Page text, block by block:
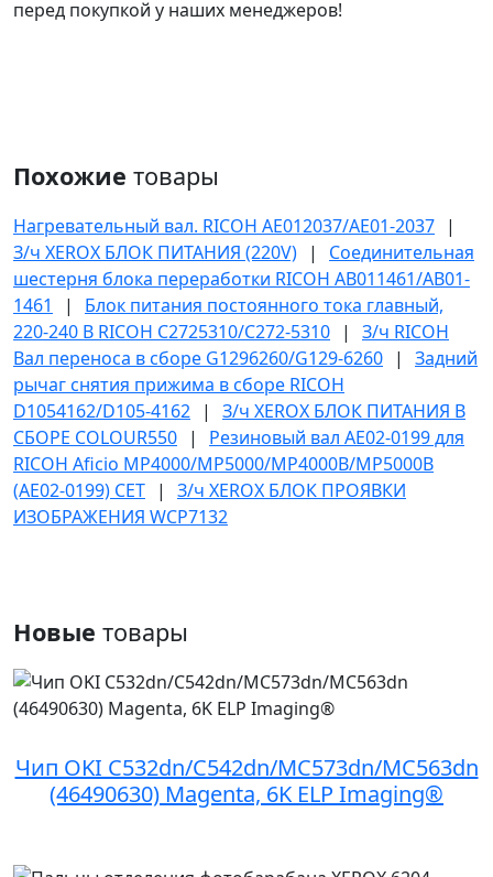
перед покупкой у наших менеджеров!
Похожие товары
Нагревательный вал. RICOH AE012037/AE01-2037 |
З/ч XEROX БЛОК ПИТАНИЯ (220V) |
Соединительная
шестерня блока переработки RICOH AB011461/AB01-
1461
|
Блок питания постоянного тока главный,
220-240 В RICOH C2725310/C272-5310 |
З/ч RICOH
Вал переноса в сборе G1296260/G129-6260 |
Задний
рычаг снятия прижима в сборе RICOH
D1054162/D105-4162 |
З/ч XEROX БЛОК ПИТАНИЯ В
СБОРЕ COLOUR550 |
Резиновый вал AE02-0199 для
RICOH Aficio MP4000/MP5000/MP4000B/MP5000B
(AE02-0199) CET |
З/ч XEROX БЛОК ПРОЯВКИ
ИЗОБРАЖЕНИЯ WCP7132
Новые товары
Чип OKI C532dn/C542dn/MC573dn/MC563dn
(46490630) Magenta, 6K ELP Imaging®